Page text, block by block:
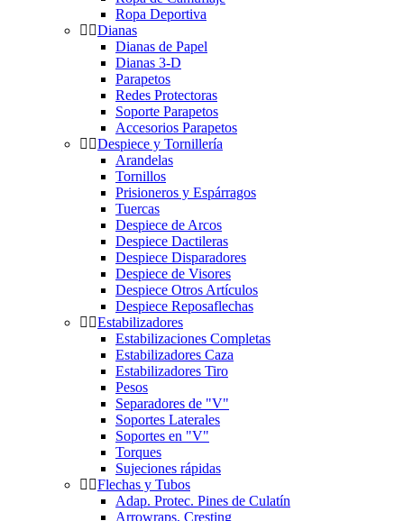
Ropa Deportiva
Dianas
Dianas de Papel
Dianas 3-D
Parapetos
Redes Protectoras
Soporte Parapetos
Accesorios Parapetos
Despiece y Tornillería
Arandelas
Tornillos
Prisioneros y Espárragos
Tuercas
Despiece de Arcos
Despiece Dactileras
Despiece Disparadores
Despiece de Visores
Despiece Otros Artículos
Despiece Reposaflechas
Estabilizadores
Estabilizaciones Completas
Estabilizadores Caza
Estabilizadores Tiro
Pesos
Separadores de "V"
Soportes Laterales
Soportes en "V"
Torques
Sujeciones rápidas
Flechas y Tubos
Adap. Protec. Pines de Culatín
Arrowraps, Cresting